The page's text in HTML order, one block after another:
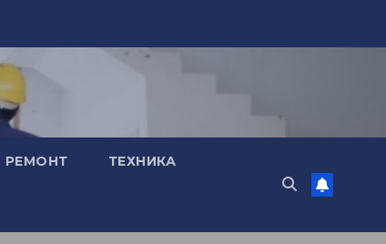
РЕМОНТ ТЕХНИКА